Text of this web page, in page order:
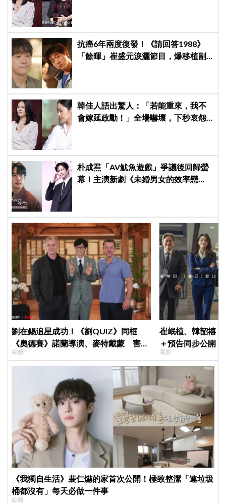
抗癌6年兩度復發！《請回答1988》
「餘暉」崔盛元淚灑節目，爆移植副
韓佳人語出驚人：「若能重來，我不
會嫁延政勳！」全場嚇壞，下秒哀怨
朴成焄「AV魷魚遊戲」爭議後回歸螢
幕！主演新劇《未婚男女的效率戀
劉在錫追星成功！《劉QUIZ》同框
《奧德賽》諾蘭導演、麥特戴蒙 害羞
比YA幸福笑容藏不住
綜藝
崔岷植、韓韶禧
＋預告同步公開
美女CEO
電影
《我獨自生活》裴仁爀的家首次公開！極致整潔「連垃圾
桶都沒有」每天必做一件事
綜藝